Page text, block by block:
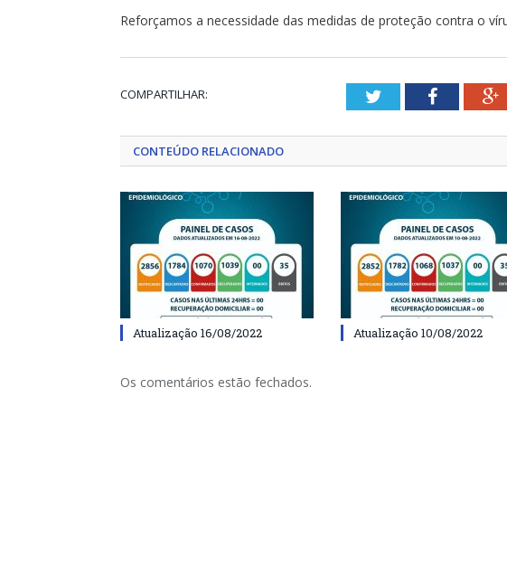
Reforçamos a necessidade das medidas de proteção contra o
COMPARTILHAR: TwitterFacebook
CONTEÚDO RELACIONADO
Atualização 16/08/2022 Atualização 10/08/2022
Os comentários estão fechados.